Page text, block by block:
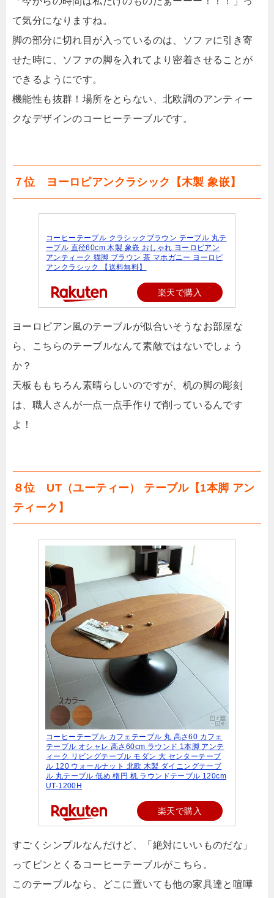
て気分になりますね。
脚の部分に切れ目が入っているのは、ソファに引き寄
せた時に、ソファの脚を入れてより密着させることが
できるようにです。
機能性も抜群！場所をとらない、北欧調のアンティー
クなデザインのコーヒーテーブルです。
７位 ヨーロピアンクラシック【木製 象嵌】
コーヒーテーブル クラシックブラウン テーブル 丸テ
ーブル 直径60cm 木製 象嵌 おしゃれ ヨーロピアン
アンティーク 猫脚 ブラウン 茶 マホガニー ヨーロピ
アンクラシック 【送料無料】
楽天で購入
ヨーロピアン風のテーブルが似合いそうなお部屋な
ら、こちらのテーブルなんて素敵ではないでしょう
か？
天板ももちろん素晴らしいのですが、机の脚の彫刻
は、職人さんが一点一点手作りで削っているんです
よ！
８位 UT（ユーティー） テーブル【1本脚 アン
ティーク】
コーヒーテーブル カフェテーブル 丸 高さ60 カフェ
テーブル オシャレ 高さ60cm ラウンド 1本脚 アンテ
ィーク リビングテーブル モダン 大 センターテーブ
ル 120 ウォールナット 北欧 木製 ダイニングテーブ
ル 丸テーブル 低め 楕円 机 ラウンドテーブル 120cm
UT-1200H
楽天で購入
すごくシンプルなんだけど、「絶対にいいものだな」
ってピンとくるコーヒーテーブルがこちら。
このテーブルなら、どこに置いても他の家具達と喧嘩